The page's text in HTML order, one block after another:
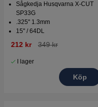
Sågkedja Husqvarna X-CUT
SP33G
.325'' 1.3mm
15'' / 64DL
212 kr 349 kr
I lager
Köp